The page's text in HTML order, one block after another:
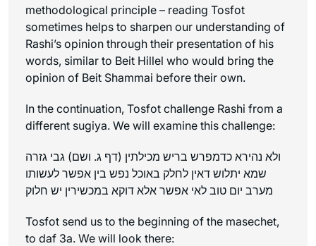
methodological principle – reading Tosfot
sometimes helps to sharpen our understanding of
Rashi’s opinion through their presentation of his
words, similar to Beit Hillel who would bring the
opinion of Beit Shammai before their own.
In the continuation, Tosfot challenge Rashi from a
different sugiya. We will examine this challenge:
ולא נהירא כדמפרש בריש מכילתין (דף ג. ושם) גבי גזרה
שמא יתלוש דאין לחלק באוכל נפש בין אפשר לעשותו
Tosfot send us to the beginning of the masechet,
to daf 3a. We will look there: